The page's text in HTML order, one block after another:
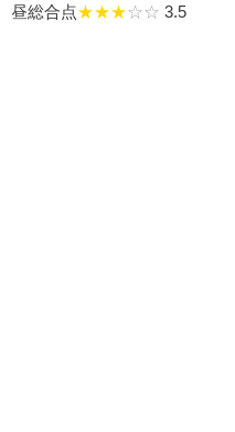
昼総合点★★★☆☆ 3.5